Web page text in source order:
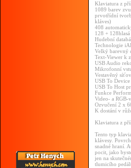
Klaviatura z
1089 barev
prvotřídní
kláves)
408
128 +
Hudební
Technologie
Velký barevný
Text-Viewer k
USB Audio
Mikrofonní
Vestavěný
USB To
USB To Host
Funkce
Video- a RGB-
Ozvučení 2 x
K dostání v
Klaviatura z
Tento typ
klávesy.
snadné hraní.
pocit, jako
jen na
tlumicího